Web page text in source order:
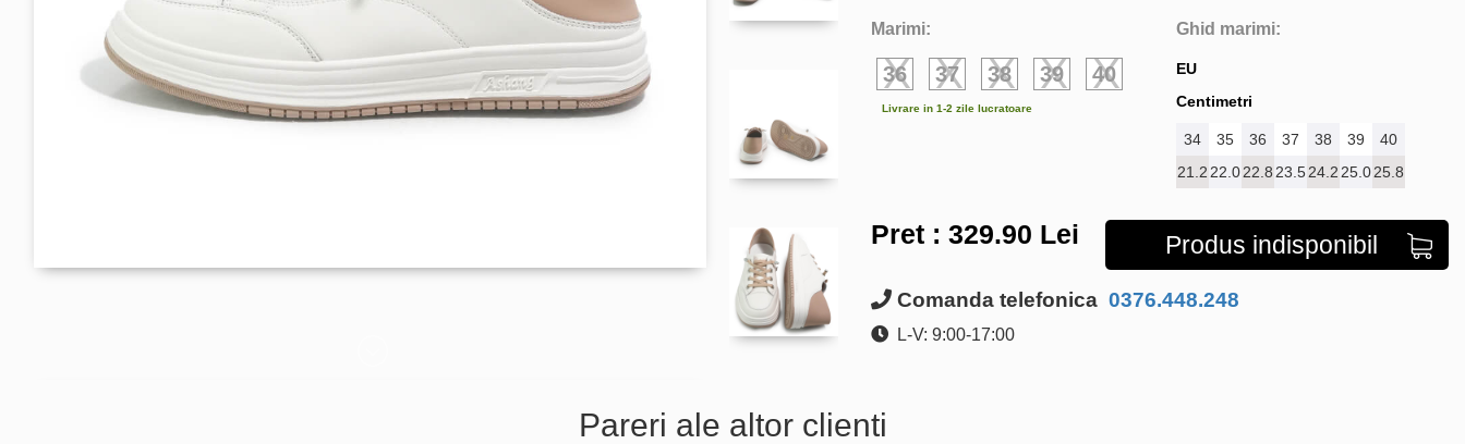
Marimi:
36 37 38 39 40
Livrare in 1-2 zile lucratoare
Ghid marimi:
EU
Centimetri
34 35 36 37 38 39
40
21.2 22.022.8 23.524.2 25.025.8
Pret : 329.90 Lei Produs indisponibil
Comanda telefonica 0376.448.248
L-V: 9:00-17:00
Pareri ale altor clienti